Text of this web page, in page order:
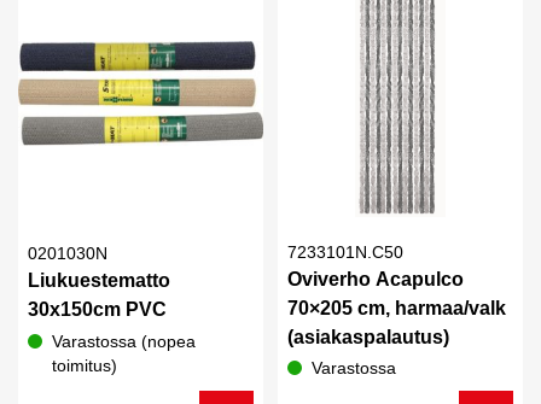
0201030N
Liukuestematto
30x150cm PVC
Varastossa (nopea
toimitus)
7233101N.C50
Oviverho Acapulco
70×205 cm, harmaa/valk
(asiakaspalautus)
Varastossa